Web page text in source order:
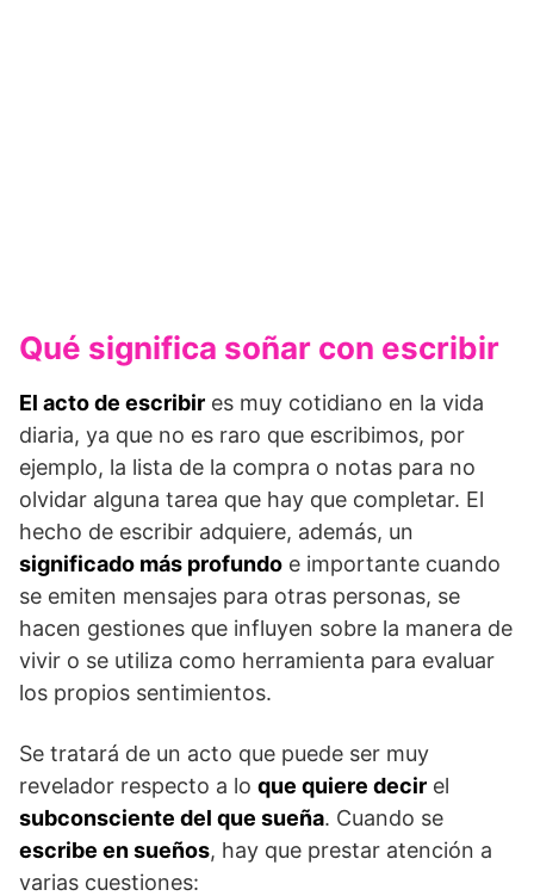
Qué significa soñar con escribir
El acto de escribir es muy cotidiano en la vida
diaria, ya que no es raro que escribimos, por
ejemplo, la lista de la compra o notas para no
olvidar alguna tarea que hay que completar. El
hecho de escribir adquiere, además, un
significado más profundo e importante cuando
se emiten mensajes para otras personas, se
hacen gestiones que influyen sobre la manera de
vivir o se utiliza como herramienta para evaluar
los propios sentimientos.
Se tratará de un acto que puede ser muy
revelador respecto a lo que quiere decir el
subconsciente del que sueña. Cuando se
escribe en sueños, hay que prestar atención a
varias cuestiones: